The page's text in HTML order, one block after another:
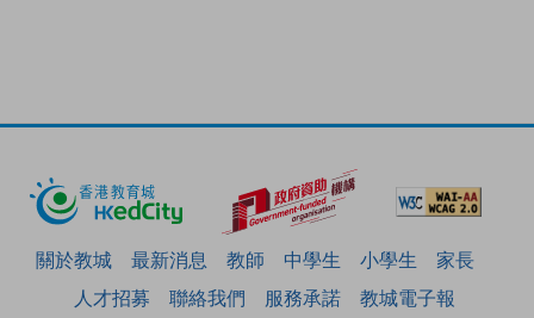
關於教城 最新消息 教師 中學生 小學生
家長
人才招募
聯絡我們 服務承諾 教城電子報